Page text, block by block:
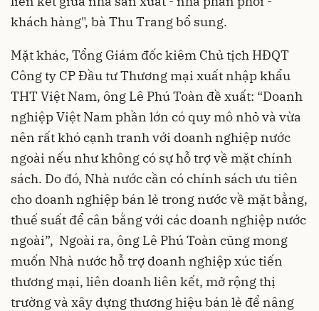
khách hàng", bà Thu Trang bổ sung.
Mặt khác, Tổng Giám đốc kiêm Chủ tịch HĐQT
Công ty CP Đầu tư Thương mại xuất nhập khẩu
THT Việt Nam, ông Lê Phú Toàn đề xuất: “Doanh
nghiệp Việt Nam phần lớn có quy mô nhỏ và vừa
nên rất khó cạnh tranh với doanh nghiệp nước
ngoài nếu như không có sự hỗ trợ về mặt chính
sách. Do đó, Nhà nước cần có chính sách ưu tiên
cho doanh nghiệp bán lẻ trong nước về mặt bằng,
thuế suất để cân bằng với các doanh nghiệp nước
ngoài”, Ngoài ra, ông Lê Phú Toàn cũng mong
muốn Nhà nước hỗ trợ doanh nghiệp xúc tiến
thương mại, liên doanh liên kết, mở rộng thị
trường và xây dựng thương hiệu bán lẻ để nâng